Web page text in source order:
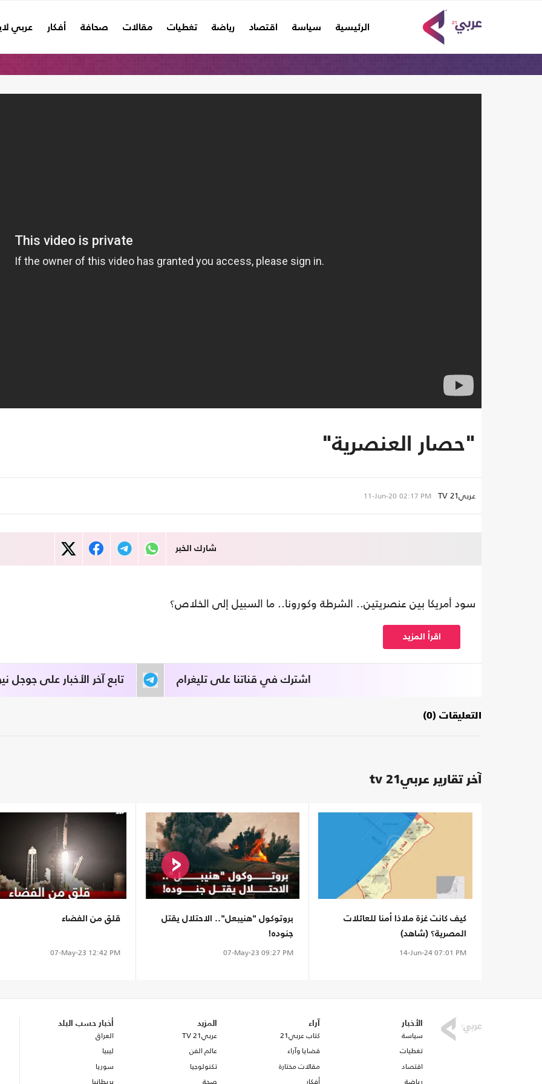
الرئيسية
(current) سياسة اقتصاد رياضة تغطيات مقالات صحافة أفكار عربي
"حصار العنصرية"
عربي21 TV 11-Jun-20 02:17 PM
شارك الخبر
سود أمريكا بين عنصريتين.. الشرطة وكورونا.. ما السبيل إلى الخلاص؟
اقرأ المزيد
تابع آخر الأخبار على جوجل اشترك في قناتنا على تليغرام
التعليقات (0)
آخر تقارير عربي21 tv
كيف كانت غزة ملاذا أمنا للعائلات
المصرية؟ (شاهد)
14-Jun-2407:01 PM
بروتوكول "هنيبعل".. الاحتلال يقتل
جنوده!
07-May-23 09:27 PM
قلق من الفضاء
07-May-23 12:42 PM
الأخبار
سياسة
تغطيات
اقتصاد
آراء
كتاب عربي21
قضايا وآراء
مقالات مختارة
المزيد
عربي21 TV
عالم الفن
تكنولوجيا
أخبار حسب البلد
العراق
ليبيا
سوريا